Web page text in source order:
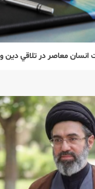
معاصر در تلاقي دين